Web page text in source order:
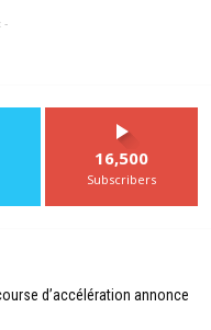
-
16,500
Subscribers
d’accélération annonce